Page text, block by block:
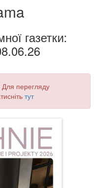
газетки:
Для перегляду
тут